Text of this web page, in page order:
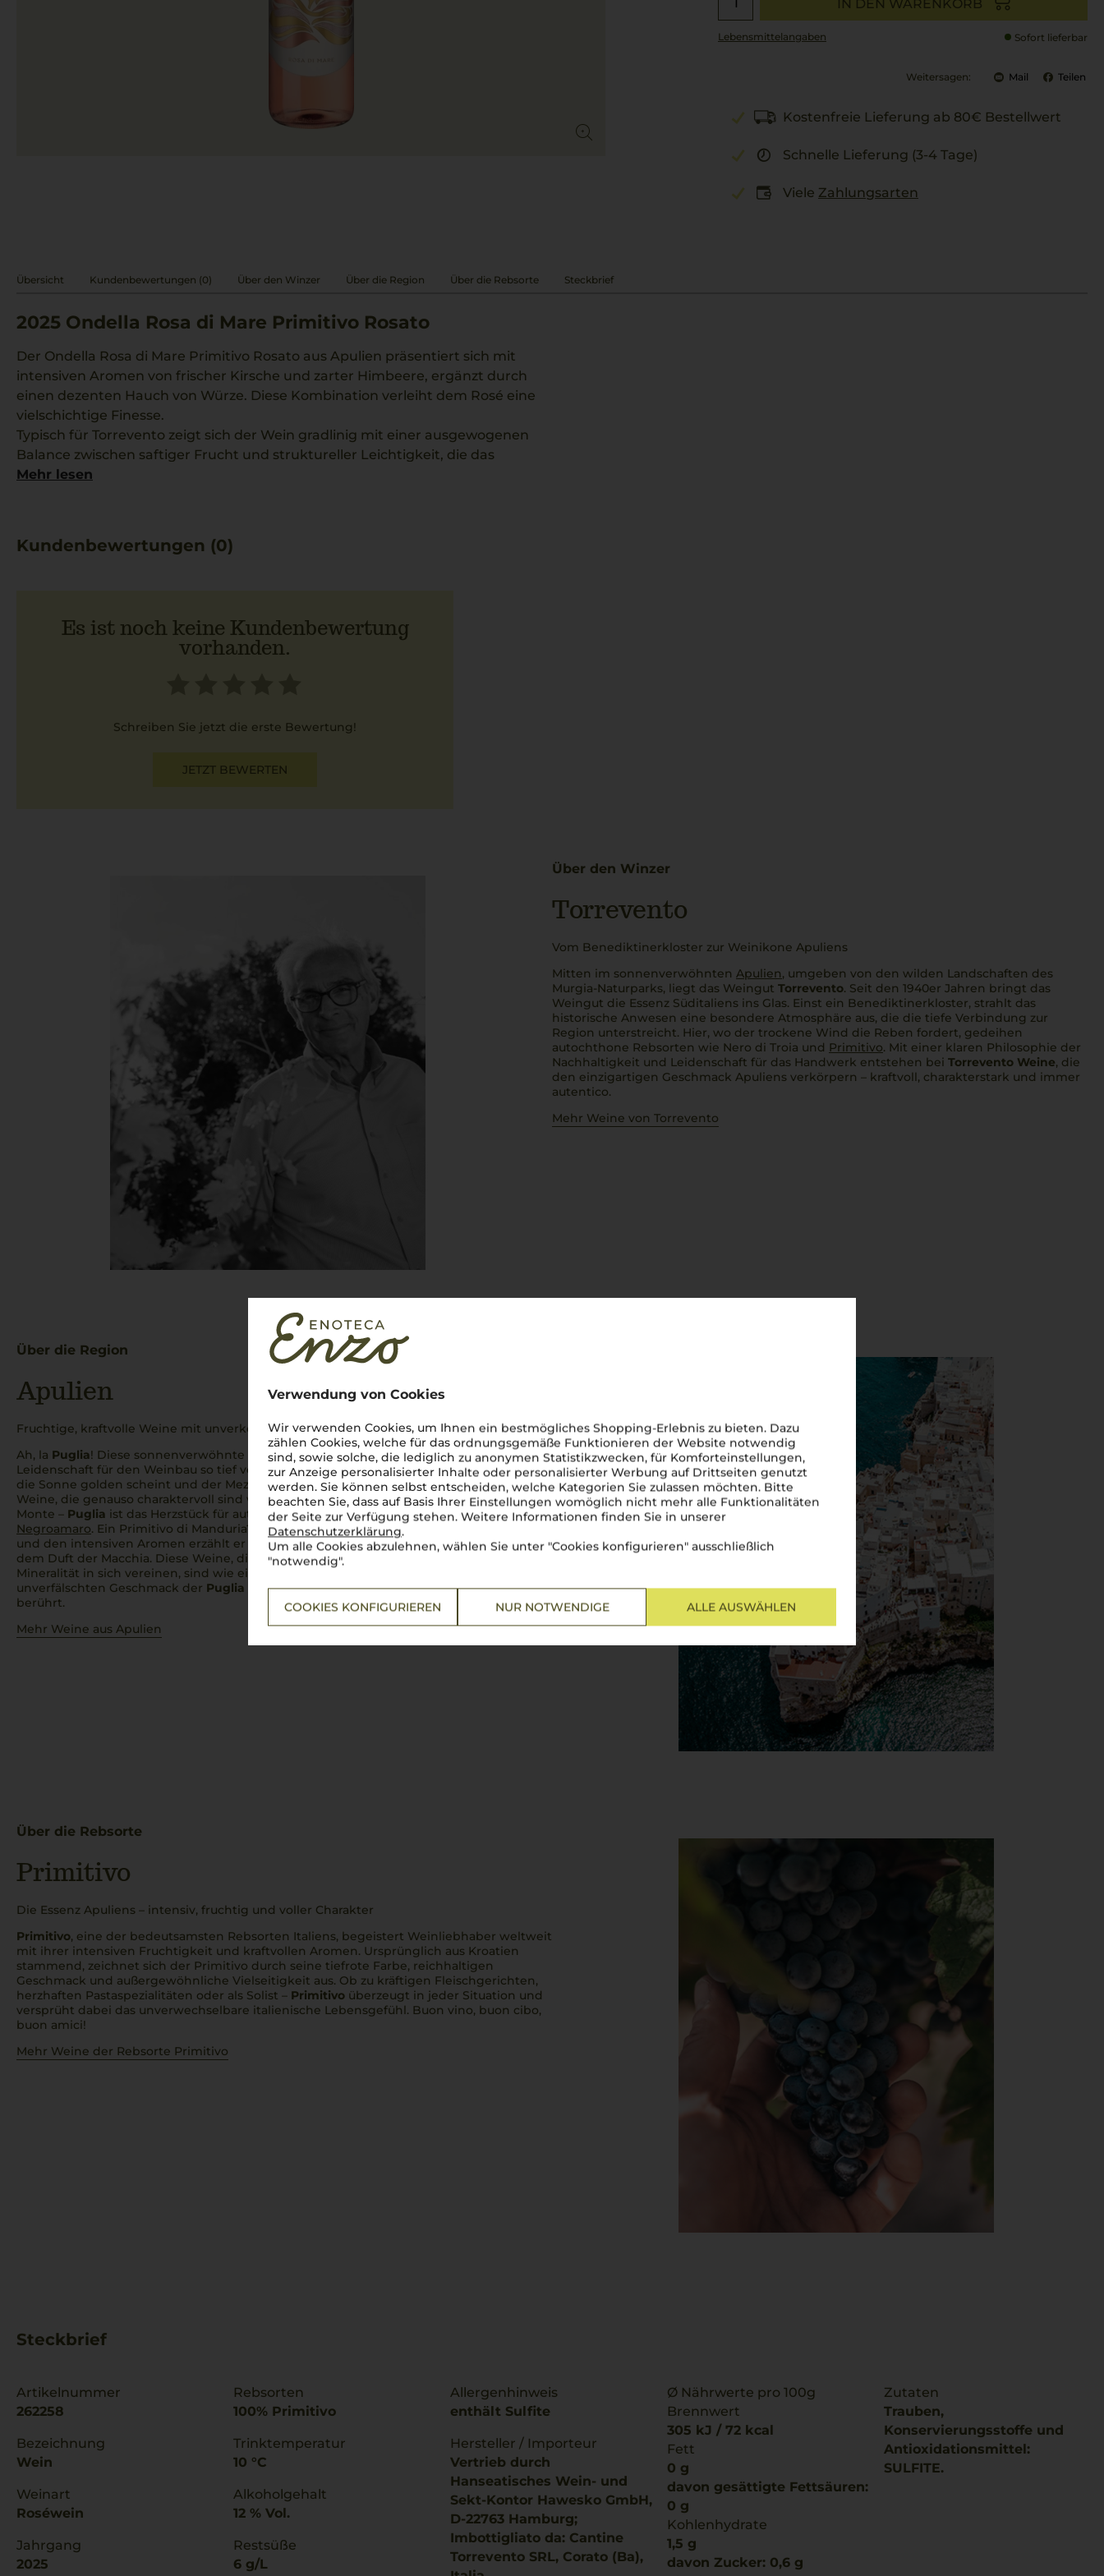
Verwendung von Cookies
Wir verwenden Cookies, um Ihnen ein bestmögliches Shopping-Erlebnis zu bieten. Dazu
zählen Cookies, welche für das ordnungsgemäße Funktionieren der Website notwendig
sind, sowie solche, die lediglich zu anonymen Statistikzwecken, für Komforteinstellungen,
zur Anzeige personalisierter Inhalte oder personalisierter Werbung auf Drittseiten genutzt
werden. Sie können selbst entscheiden, welche Kategorien Sie zulassen möchten. Bitte
beachten Sie, dass auf Basis Ihrer Einstellungen womöglich nicht mehr alle Funktionalitäten
der Seite zur Verfügung stehen. Weitere Informationen finden Sie in unserer
Datenschutzerklärung.
Um alle Cookies abzulehnen, wählen Sie unter "Cookies konfigurieren" ausschließlich
"notwendig".
COOKIES KONFIGURIEREN NUR NOTWENDIGE ALLE AUSWÄHLEN
IN DEN WARENKORB
Lebensmittel­angaben Sofort lieferbar
Weitersagen: Mail Teilen
Kostenfreie Lieferung ab 80€ Bestellwert
Schnelle Lieferung (3-4 Tage)
Viele Zahlungsarten
Übersicht Kundenbewertungen (0) Über den Winzer Über die Region Über die Rebsorte Steckbrief
2025 Ondella Rosa di Mare Primitivo Rosato
Der Ondella Rosa di Mare Primitivo Rosato aus Apulien präsentiert sich mit
intensiven Aromen von frischer Kirsche und zarter Himbeere, ergänzt durch
einen dezenten Hauch von Würze. Diese Kombination verleiht dem Rosé eine
vielschichtige Finesse.
Typisch für Torrevento zeigt sich der Wein gradlinig mit einer ausgewogenen
Balance zwischen saftiger Frucht und struktureller Leichtigkeit, die das
mediterrane Klima widerspiegelt. Er überzeugt mit Frische und Natürlichkeit
Mehr lesen
Kundenbewertungen (0)
Es ist noch keine Kundenbewertung
vorhanden.
Schreiben Sie jetzt die erste Bewertung!
JETZT BEWERTEN
Über den Winzer
Torrevento
Vom Benediktinerkloster zur Weinikone Apuliens
Mitten im sonnenverwöhnten Apulien, umgeben von den wilden Landschaften des
Murgia-Naturparks, liegt das Weingut Torrevento. Seit den 1940er Jahren bringt das
Weingut die Essenz Süditaliens ins Glas. Einst ein Benediktinerkloster, strahlt das
historische Anwesen eine besondere Atmosphäre aus, die die tiefe Verbindung zur
Region unterstreicht. Hier, wo der trockene Wind die Reben fordert, gedeihen
autochthone Rebsorten wie Nero di Troia und Primitivo. Mit einer klaren Philosophie der
Nachhaltigkeit und Leidenschaft für das Handwerk entstehen bei Torrevento Weine, die
den einzigartigen Geschmack Apuliens verkörpern – kraftvoll, charakterstark und immer
autentico.
Mehr Weine von Torrevento
Über die Region
Apulien
Fruchtige, kraftvolle Weine mit unverkennbarer süditalienischer Note
Ah, la Puglia! Diese sonnenverwöhnte Region im tiefen Süden Italiens, wo die
Leidenschaft für den Weinbau so tief verwurzelt ist wie die alten Olivenbäume. Hier, wo
die Sonne golden scheint und der Mezzogiornoseinen vollen Ausdruck findet, entstehen
Weine, die genauso charaktervoll sind wie das Land selbst. Von Salento bis Castel del
Monte – Puglia ist das Herzstück für autochthone Rebsorten wiePrimitivo und
Negroamaro. Ein Primitivo di Manduria? Einfachbellisimo! Mit seiner kräftigen Struktur
und den intensiven Aromen erzählt er Geschichten von warmen Sommernächten und
dem Duft der Macchia. Diese Weine, die Fruchtigkeit, Würze und eine unverkennbare
Mineralität in sich vereinen, sind wie ein Schluck Süditalien.
unverfälschten Geschmack der Puglia entdecken möchten – ein Genuss, der die Seele
berührt.
Mehr Weine aus Apulien
Über die Rebsorte
Primitivo
Die Essenz Apuliens – intensiv, fruchtig und voller Charakter
Primitivo, eine der bedeutsamsten Rebsorten Italiens, begeistert Weinliebhaber weltweit
mit ihrer intensiven Fruchtigkeit und kraftvollen Aromen. Ursprünglich aus Kroatien
stammend, zeichnet sich der Primitivo durch seine tiefrote Farbe, reichhaltigen
Geschmack und außergewöhnliche Vielseitigkeit aus. Ob zu kräftigen Fleischgerichten,
herzhaften Pastaspezialitäten oder als Solist – Primitivo überzeugt in jeder Situation und
versprüht dabei das unverwechselbare italienische Lebensgefühl. Buon vino, buon cibo,
buon amici!
Mehr Weine der Rebsorte Primitivo
Steckbrief
Artikelnummer
262258
Bezeichnung
Wein
Weinart
Roséwein
Jahrgang
2025
Rebsorten
100% Primitivo
Trinktemperatur
10 °C
Alkoholgehalt
12 % Vol.
Restsüße
6 g/L
Allergenhinweis
enthält Sulfite
Hersteller / Importeur
Vertrieb durch
Hanseatisches Wein- und
Sekt-Kontor Hawesko GmbH,
D-22763 Hamburg;
Imbottigliato da: Cantine
Torrevento SRL, Corato (Ba),
Ø Nährwerte pro 100g
Brennwert
305 kJ / 72 kcal
Fett
0 g
davon gesättigte Fettsäuren:
0 g
Kohlenhydrate
1,5 g
davon Zucker: 0,6 g
Zutaten
Trauben,
Konservierungsstoffe und
Antioxidationsmittel:
SULFITE.